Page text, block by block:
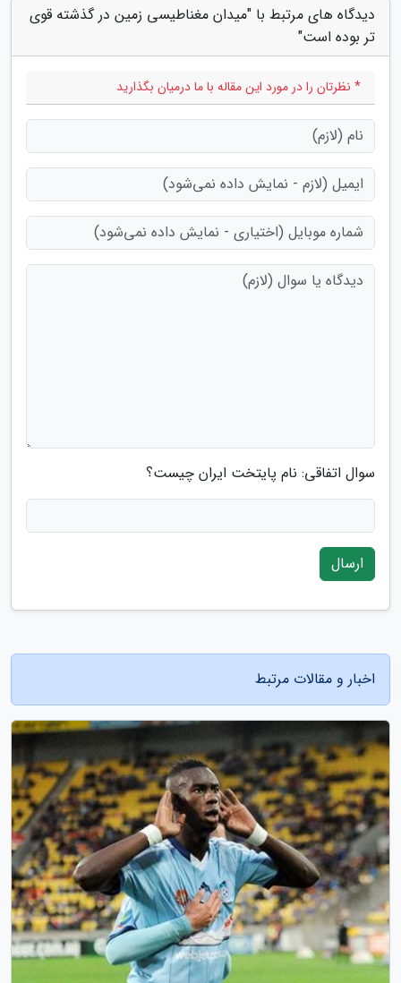
دیدگاه های مرتبط با "میدان مغناطیسی زمین در گذشته قوی
تر بوده است"
* نظرتان را در مورد این مقاله با ما درمیان بگذارید
سوال اتفاقی: نام پایتخت ایران چیست؟
ارسال
اخبار و مقالات مرتبط